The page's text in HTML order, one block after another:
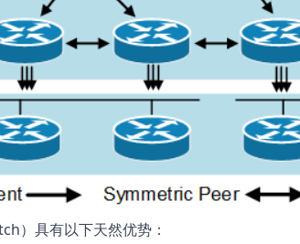
）具有以下天然优势：